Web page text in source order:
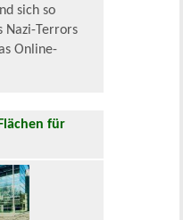
sich so
Nazi-Terrors
Online-
für